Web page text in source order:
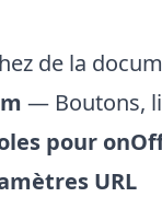
de la
— Boutons,
pour
URL